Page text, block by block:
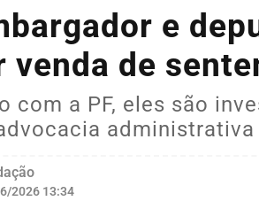
e
venda de
com a PF, eles são
2026 13:34